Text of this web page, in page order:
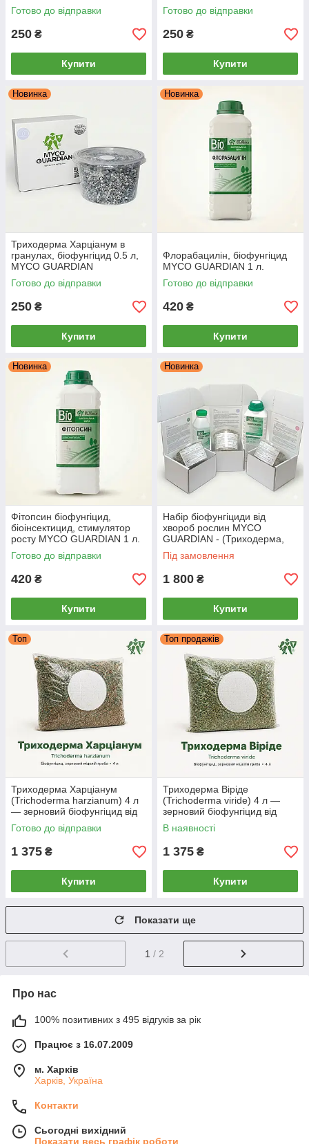
Готово до відправки
250 ₴
Купити
Готово до відправки
250 ₴
Купити
Новинка
Триходерма Харціанум в
гранулах, біофунгіцид 0.5 л,
MYCO GUARDIAN
Готово до відправки
250 ₴
Купити
Новинка
Флорабацилін, біофунгіцид
MYCO GUARDIAN 1 л.
Готово до відправки
420 ₴
Купити
Новинка
Фітопсин біофунгіцид,
біоінсектицид, стимулятор
росту MYCO GUARDIAN 1 л.
Готово до відправки
420 ₴
Купити
Новинка
Набір біофунгіциди від
хвороб рослин MYCO
GUARDIAN - (Триходерма,
Бактерія, Прилипач)
Під замовлення
1 800 ₴
Купити
Топ
Триходерма Харціанум
(Trichoderma harzianum) 4 л
— зерновий біофунгіцид від
кореневих гнилей, MYCO
GUARDIAN
Готово до відправки
1 375 ₴
Купити
Топ продажів
Триходерма Віріде
(Trichoderma viride) 4 л —
зерновий біофунгіцид від
фузаріозу та гнилей, MYCO
GUARDIAN
В наявності
1 375 ₴
Купити
Показати ще
1 / 2
Про нас
100% позитивних з 495 відгуків за рік
Працює з 16.07.2009
м. Харків
Харків, Україна
Контакти
Сьогодні вихідний
Показати весь графік роботи